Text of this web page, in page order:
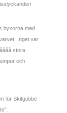
byxorna med
Inget var
stora
och
för Skitgubbe